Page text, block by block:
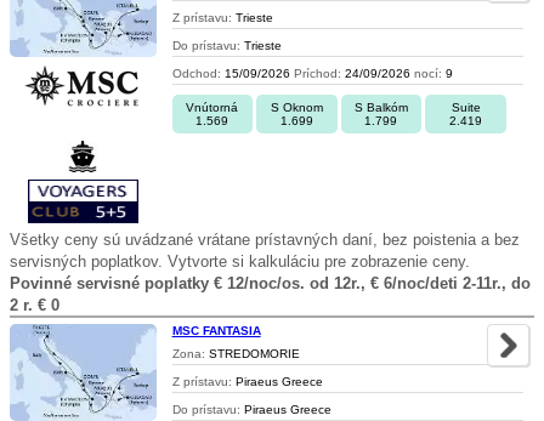
Z prístavu: Trieste
Do prístavu: Trieste
Odchod: 15/09/2026 Príchod: 24/09/2026 nocí: 9
Vnútorná
1.569
S Oknom
1.699
S Balkóm
1.799
Suite
2.419
Všetky ceny sú uvádzané vrátane prístavných daní, bez poistenia a bez
servisných poplatkov. Vytvorte si kalkuláciu pre zobrazenie ceny.
Povinné servisné poplatky € 12/noc/os. od 12r., € 6/noc/deti 2-11r., do
2 r. € 0
MSC FANTASIA
Zona: STREDOMORIE
Z prístavu: Piraeus Greece
Do prístavu: Piraeus Greece